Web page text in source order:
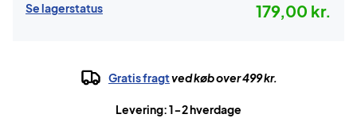
Se lagerstatus
179,00 kr.
Gratis fragtved køb over 499 kr.
Levering: 1-2 hverdage